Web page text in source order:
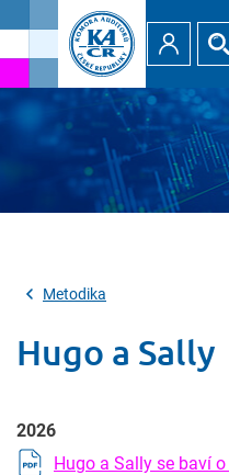
Metodika
Hugo a Sally
2026
Hugo a Sally se baví o